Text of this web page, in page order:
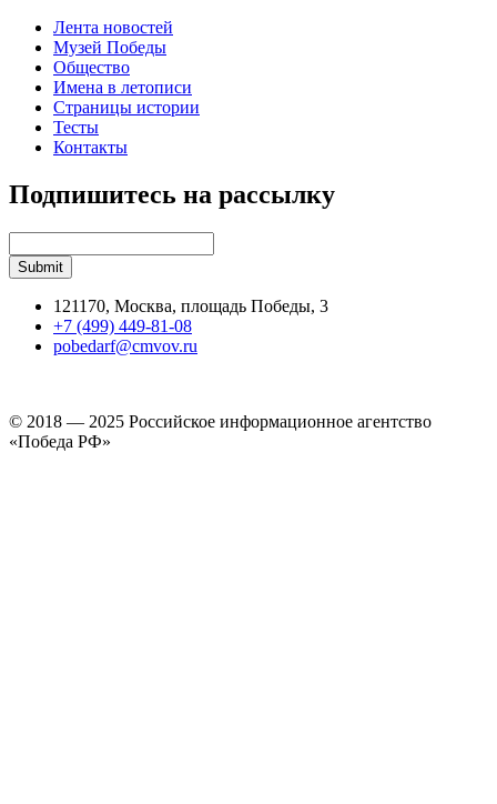
Лента новостей
Музей Победы
Общество
Имена в летописи
Страницы истории
Тесты
Контакты
Подпишитесь на рассылку
121170, Москва, площадь Победы, 3
+7 (499) 449-81-08
pobedarf@cmvov.ru
© 2018 — 2025 Российское информационное агентство
«Победа РФ»